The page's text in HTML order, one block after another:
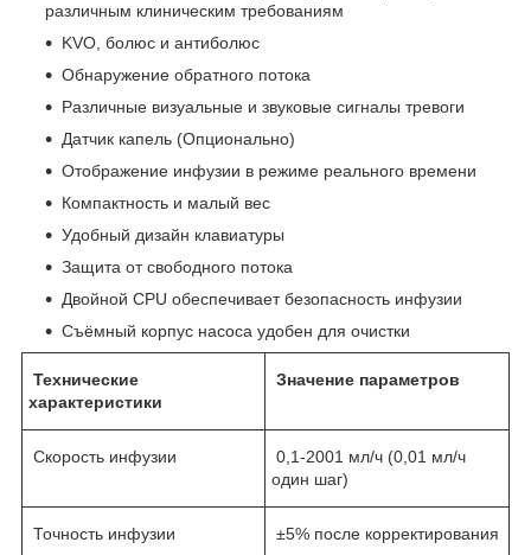
различным клиническим требованиям
KVO, болюс и антиболюс
Обнаружение обратного потока
Различные визуальные и звуковые сигналы тревоги
Датчик капель (Опционально)
Отображение инфузии в режиме реального времени
Компактность и малый вес
Удобный дизайн клавиатуры
Защита от свободного потока
Двойной CPU обеспечивает безопасность инфузии
Съёмный корпус насоса удобен для очистки
Технические
характеристики
Значение параметров
Скорость инфузии
0,1-2001 мл/ч (0,01 мл/ч
один шаг)
Точность инфузии ±5% после корректирования